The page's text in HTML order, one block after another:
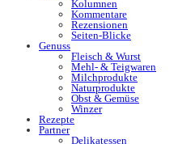
Kolumnen
Kommentare
Rezensionen
Seiten-Blicke
Genuss
Fleisch & Wurst
Mehl- & Teigwaren
Milchprodukte
Naturprodukte
Obst & Gemüse
Winzer
Rezepte
Partner
Delikatessen